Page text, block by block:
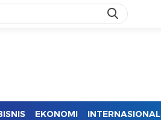
EKONOMI INTERNASIONAL